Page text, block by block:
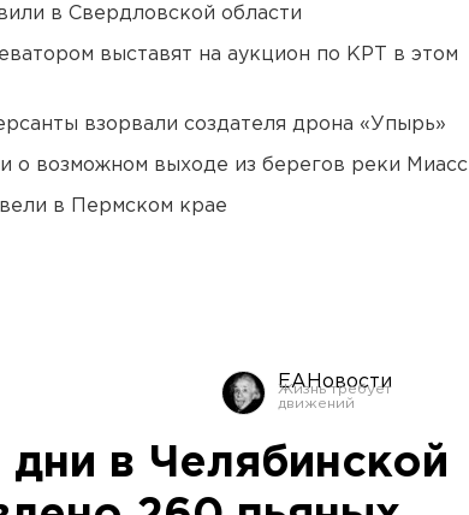
в Свердловской области
выставят на аукцион по КРТ в этом
взорвали создателя дрона «Упырь»
о возможном выходе из берегов реки Миасс
в Пермском крае
ЕАНовости
в Челябинской